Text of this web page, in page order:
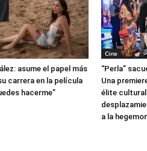
asume el papel más
carrera en la película
hacerme”
Cine
“Perla”
Una
élite cultural
a la